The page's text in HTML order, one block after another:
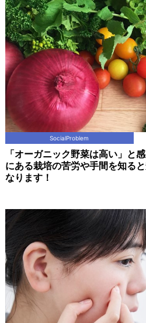
SocialProblem
「オーガニック野菜は高い」と
にある栽培の苦労や手間を知る
なります！